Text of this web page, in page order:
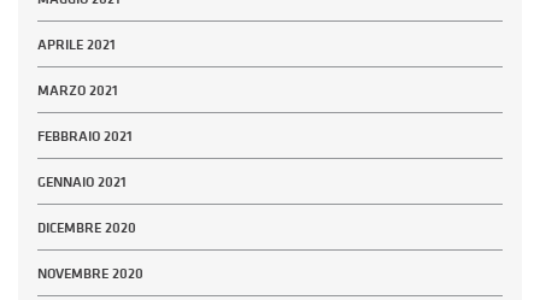
APRILE 2021
MARZO 2021
FEBBRAIO 2021
GENNAIO 2021
DICEMBRE 2020
NOVEMBRE 2020